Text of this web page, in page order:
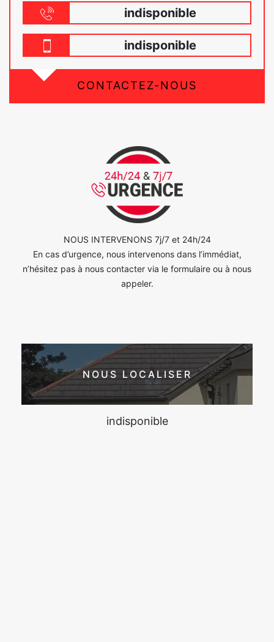
indisponible
indisponible
CONTACTEZ-NOUS
NOUS INTERVENONS 7j/7 et 24h/24
En cas d’urgence, nous intervenons dans l’immédiat,
n’hésitez pas à nous contacter via le formulaire ou à nous
appeler.
NOUS LOCALISER
indisponible